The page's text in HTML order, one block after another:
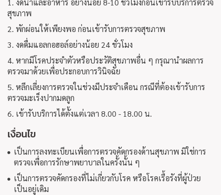
1. งดน้ำและอาหาร อย่างน้อย 8-10 ชั่วโมงก่อนเข้ารับบริการตรวจ
สุขภาพ
2. พักผ่อนให้เพียงพอ ก่อนเข้ารับการตรวจสุขภาพ
3. งดดื่มแอลกอฮอล์อย่างน้อย 24 ชั่วโมง
4. หากมีโรคประจำตัวหรือประวัติสุขภาพอื่น ๆ กรุณานำผลการ
ตรวจมาด้วยเพื่อประกอบการวินิจฉัย
5. หลีกเลี่ยงการตรวจในช่วงมีประจำเดือน กรณีที่ต้องเข้ารับการ
ตรวจมะเร็งปากมดลูก
6. เข้ารับบริการได้ตั้งแต่เวลา 8.00 - 18.00 น.
เงื่อนไข
เป็นการลงทะเบียนเพื่อการตรวจคัดกรองด้านสุขภาพ มิใช่การ
ตรวจเพื่อการรักษาพยาบาลในครั้งนั้น ๆ
เป็นการตรวจคัดกรองที่ไม่เกี่ยวกับโรค หรือโรคเรื้อรังที่ผู้ป่วย
เป็นอยู่เดิม